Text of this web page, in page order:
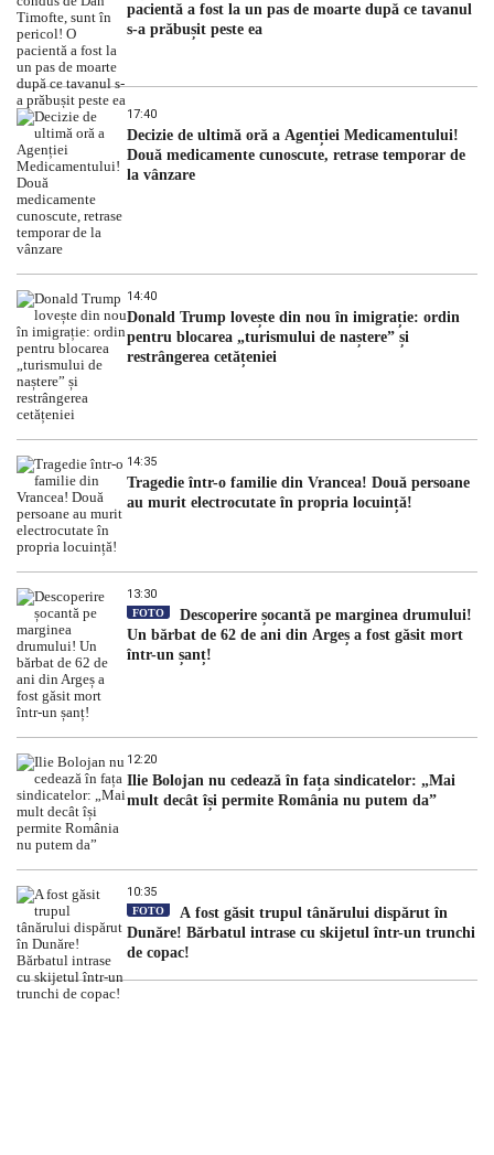
pacientă a fost la un pas de moarte după ce tavanul
s-a prăbușit peste ea
17:40
Decizie de ultimă oră a Agenției Medicamentului!
Două medicamente cunoscute, retrase temporar de
la vânzare
14:40
Donald Trump lovește din nou în imigrație: ordin
pentru blocarea „turismului de naștere” și
restrângerea cetățeniei
14:35
Tragedie într-o familie din Vrancea! Două persoane
au murit electrocutate în propria locuință!
13:30
FOTO
Descoperire șocantă pe marginea drumului!
Un bărbat de 62 de ani din Argeș a fost găsit mort
într-un șanț!
12:20
Ilie Bolojan nu cedează în fața sindicatelor: „Mai
mult decât își permite România nu putem da”
10:35
FOTO
A fost găsit trupul tânărului dispărut în
Dunăre! Bărbatul intrase cu skijetul într-un trunchi
de copac!